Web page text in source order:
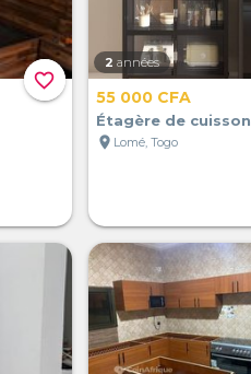
favorite_border
2 années
55 000 CFA
Étagère de cuisson
location_on Lomé, Togo